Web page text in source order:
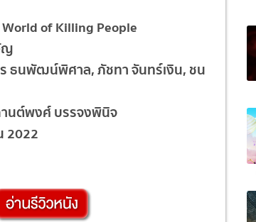
of Killing People
ญ
ธนพัฒน์พิศาล, ภัชทา จันทร์เงิน, ชน
นต์พงศ์ บรรจงพินิจ
2022